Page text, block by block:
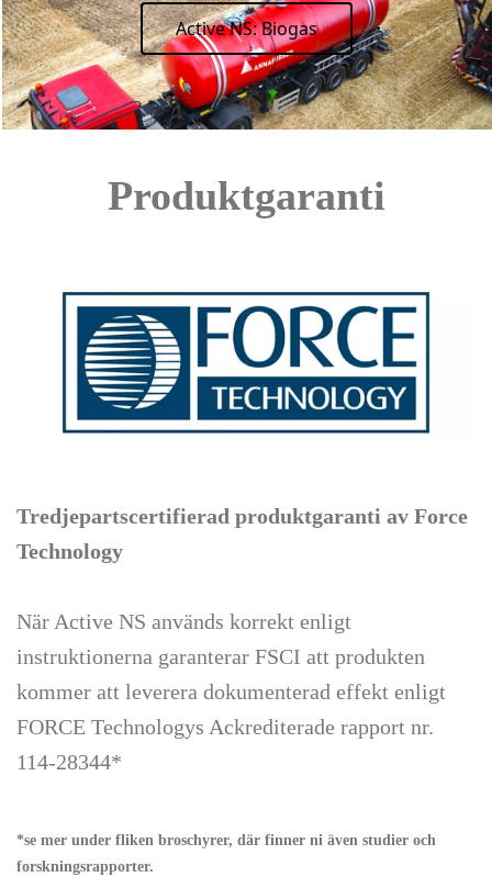
Active NS: Biogas
Produktgaranti
Tredjepartscertifierad produktgaranti av Force
Technology
När Active NS används korrekt enligt
instruktionerna garanterar FSCI att produkten
kommer att leverera dokumenterad effekt enligt
FORCE Technologys Ackrediterade rapport nr.
114-28344*
*se mer under fliken broschyrer, där finner ni även studier och
forskningsrapporter.